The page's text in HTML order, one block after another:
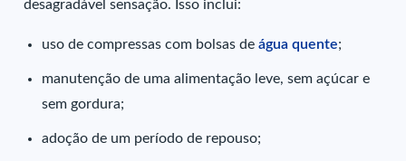
desagradável sensação. Isso inclui:
uso de compressas com bolsas deágua quente;
manutenção de uma alimentação leve, sem açúcar e
sem gordura;
adoção de um período de repouso;